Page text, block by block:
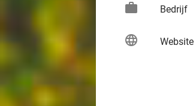
work Bedrijf
language Website